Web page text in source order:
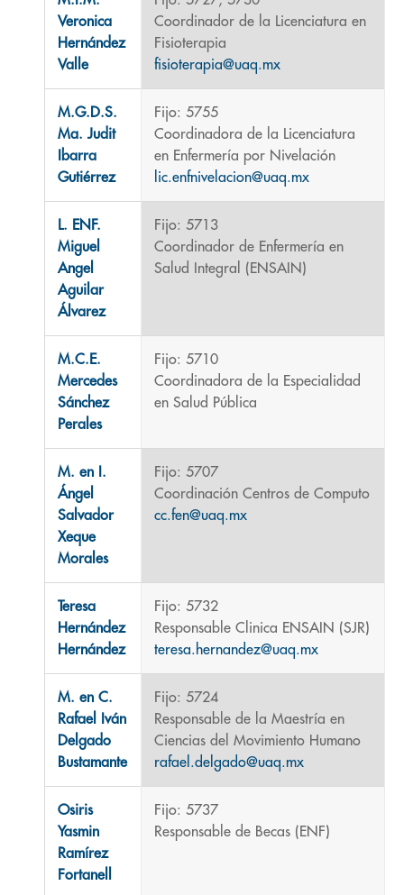
Veronica
Hernández
Valle
Coordinador de la Licenciatura en
Fisioterapia
fisioterapia@uaq.mx
M.G.D.S.
Ma. Judit
Ibarra
Gutiérrez
Fijo: 5755
Coordinadora de la Licenciatura
en Enfermería por Nivelación
lic.enfnivelacion@uaq.mx
L. ENF.
Miguel
Angel
Aguilar
Álvarez
Fijo: 5713
Coordinador de Enfermería en
Salud Integral (ENSAIN)
M.C.E.
Mercedes
Sánchez
Perales
Fijo: 5710
Coordinadora de la Especialidad
en Salud Pública
M. en I.
Ángel
Salvador
Xeque
Morales
Fijo: 5707
Coordinación Centros de Computo
cc.fen@uaq.mx
Teresa
Hernández
Hernández
Fijo: 5732
Responsable Clinica ENSAIN (SJR)
teresa.hernandez@uaq.mx
M. en C.
Rafael Iván
Delgado
Bustamante
Fijo: 5724
Responsable de la Maestría en
Ciencias del Movimiento Humano
rafael.delgado@uaq.mx
Osiris
Yasmin
Ramírez
Fortanell
Fijo: 5737
Responsable de Becas (ENF)